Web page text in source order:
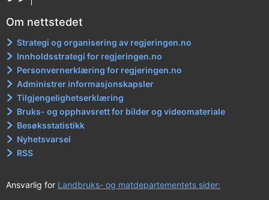
Om nettstedet
Strategi og organisering av regjeringen.no
Innholdsstrategi for regjeringen.no
Personvernerklæring for regjeringen.no
Administrer informasjonskapsler
Tilgjengelighetserklæring
Bruks- og opphavsrett for bilder og videomateriale
Besøksstatistikk
Nyhetsvarsel
RSS
Ansvarlig for Landbruks- og matdepartementets sider: